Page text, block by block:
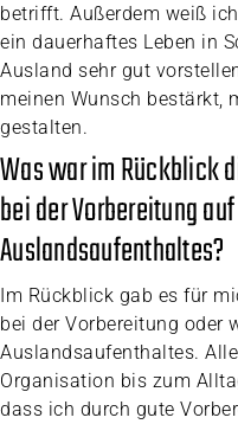
betrifft. Außerdem weiß
ein dauerhaftes Leben in
Ausland sehr gut
meinen Wunsch bestärkt,
gestalten.
Was war im Rückblick
bei der Vorbereitung
Auslandsaufenthaltes?
Im Rückblick gab es für
bei der Vorbereitung oder
Auslandsaufenthaltes.
Organisation bis zum
dass ich durch gute